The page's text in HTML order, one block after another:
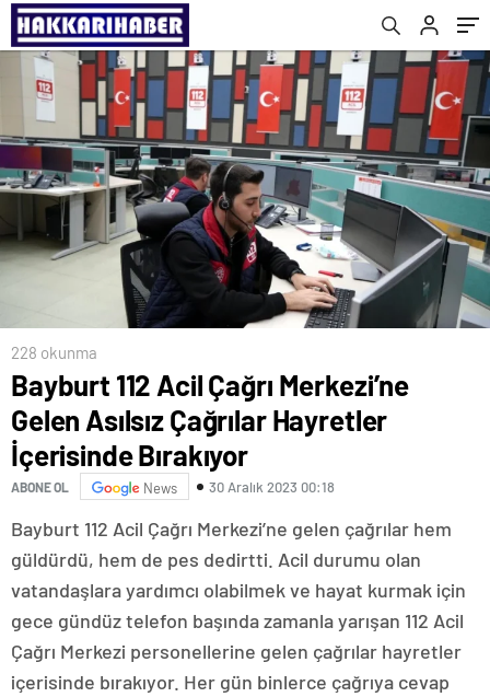
Bırakıyor
228 okunma
Bayburt 112 Acil Çağrı Merkezi’ne
Gelen Asılsız Çağrılar Hayretler
İçerisinde Bırakıyor
ABONE OL News 30 Aralık 2023 00:18
Bayburt 112 Acil Çağrı Merkezi’ne gelen çağrılar hem
güldürdü, hem de pes dedirtti. Acil durumu olan
vatandaşlara yardımcı olabilmek ve hayat kurmak için
gece gündüz telefon başında zamanla yarışan 112 Acil
Çağrı Merkezi personellerine gelen çağrılar hayretler
içerisinde bırakıyor. Her gün binlerce çağrıya cevap